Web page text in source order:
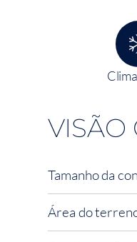
VISÃO
Tamanho da
Área do